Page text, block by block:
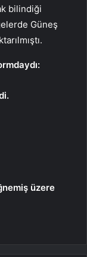
bilindiği
Güneş
üzere